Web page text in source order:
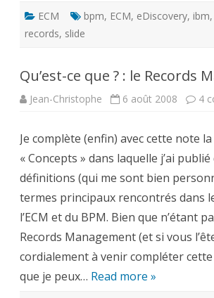
ECM bpm, ECM, eDiscovery, ibm,
records, slide
Qu’est-ce que ? : le Records
Jean-Christophe 6 août 2008 4
Je complète (enfin) avec cette note
« Concepts » dans laquelle j’ai
définitions (qui me sont bien
termes principaux rencontrés dans
l’ECM et du BPM. Bien que n’étant
Records Management (et si vous
cordialement à venir compléter
que je peux… Read more »